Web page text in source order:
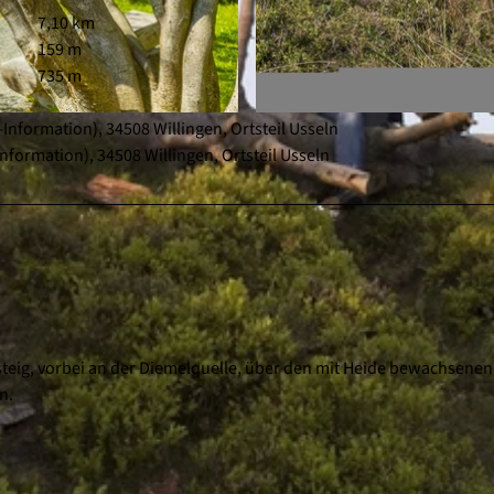
© (c) Klaus-Peter Kappest, Germany |CC-BY-SA
7,10 km
159 m
735 m
34508 Willingen, Ortsteil Usseln
34508 Willingen, Ortsteil Usseln
vorbei an der Diemelquelle, über den mit Heide